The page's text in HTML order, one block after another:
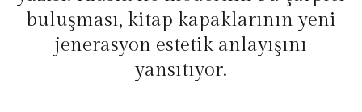
buluşması, kitap kapaklarının yeni
jenerasyon estetik anlayışını
yansıtıyor.